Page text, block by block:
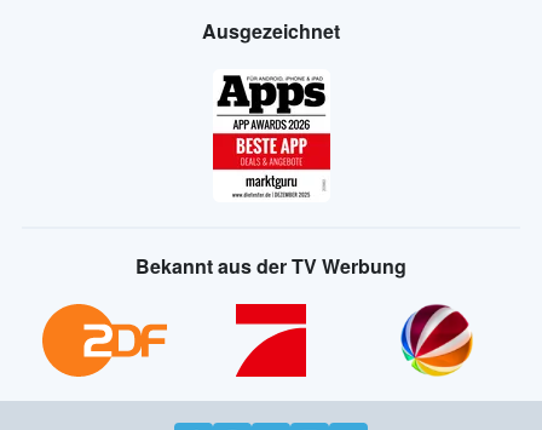
Ausgezeichnet
Bekannt aus der TV Werbung